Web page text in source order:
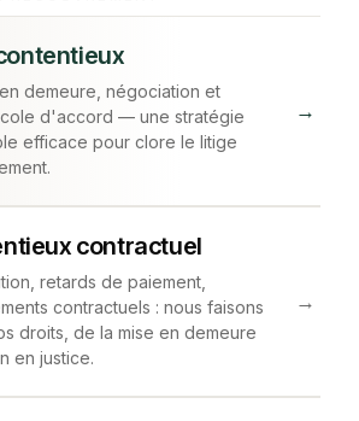
demeure, négociation et
d'accord — une stratégie
efficace pour clore le litige
→
contractuel
retards de paiement,
contractuels : nous faisons
droits, de la mise en demeure
en justice.
→